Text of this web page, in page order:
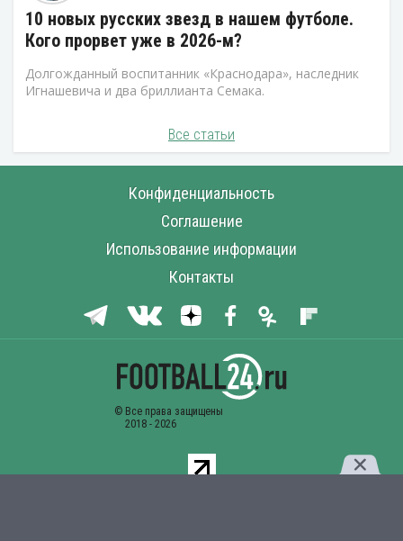
10 новых русских звезд в нашем футболе.
Кого прорвет уже в 2026-м?
Долгожданный воспитанник «Краснодара», наследник
Игнашевича и два бриллианта Семака.
Все статьи
Конфиденциальность
Соглашение
Использование информации
Контакты